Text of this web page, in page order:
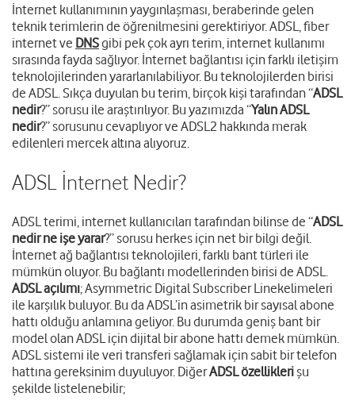
İnternet kullanımının yaygınlaşması, beraberinde gelen
teknik terimlerin de öğrenilmesini gerektiriyor. ADSL, fiber
internet ve DNSgibi pek çok ayrı terim, internet kullanımı
sırasında fayda sağlıyor. İnternet bağlantısı için farklı iletişim
teknolojilerinden yararlanılabiliyor. Bu teknolojilerden birisi
de ADSL. Sıkça duyulan bu terim, birçok kişi tarafından “ADSL
nedir?” sorusu ile araştırılıyor. Bu yazımızda “Yalın ADSL
nedir?” sorusunu cevaplıyor ve ADSL2 hakkında merak
edilenleri mercek altına alıyoruz.
ADSL İnternet Nedir?
ADSL terimi, internet kullanıcıları tarafından bilinse de “ADSL
nedir ne işe yarar?” sorusu herkes için net bir bilgi değil.
İnternet ağ bağlantısı teknolojileri, farklı bant türleri ile
mümkün oluyor. Bu bağlantı modellerinden birisi de ADSL.
ADSL açılımı; Asymmetric Digital Subscriber Linekelimeleri
ile karşılık buluyor. Bu da ADSL’in asimetrik bir sayısal abone
hattı olduğu anlamına geliyor. Bu durumda geniş bant bir
model olan ADSL için dijital bir abone hattı demek mümkün.
ADSL sistemi ile veri transferi sağlamak için sabit bir telefon
hattına gereksinim duyuluyor. DiğerADSL özellikleri şu
şekilde listelenebilir;